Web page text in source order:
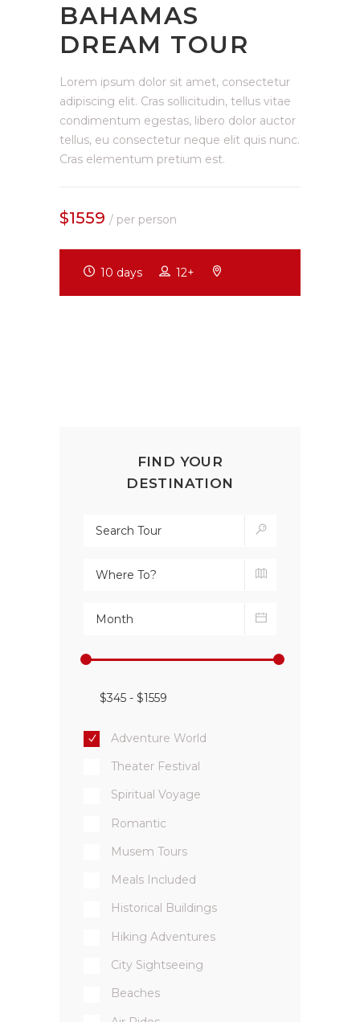
BAHAMAS
DREAM TOUR
Lorem ipsum dolor sit amet, consectetur
adipiscing elit. Cras sollicitudin, tellus vitae
condimentum egestas, libero dolor auctor
tellus, eu consectetur neque elit quis nunc.
Cras elementum pretium est.
$1559 / per person
10 days 12+
FIND YOUR
DESTINATION
Adventure World
Theater Festival
Spiritual Voyage
Romantic
Musem Tours
Meals Included
Historical Buildings
Hiking Adventures
City Sightseeing
Beaches